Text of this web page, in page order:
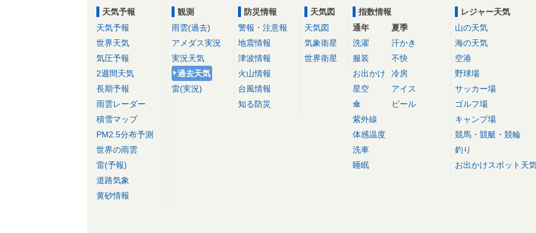
天気予報
天気予報
世界天気
気圧予報
2週間天気
長期予報
雨雲レーダー
積雪マップ
PM2.5分布予測
世界の雨雲
雷(予報)
道路気象
黄砂情報
観測
雨雲(過去)
アメダス実況
実況天気
過去天気
雷(実況)
防災情報
警報・注意報
地震情報
津波情報
火山情報
台風情報
知る防災
天気図
天気図
気象衛星
世界衛星
指数情報
通年
洗濯
服装
お出かけ
星空
傘
紫外線
体感温度
洗車
睡眠
夏季
汗かき
不快
冷房
アイス
ビール
レジャー天気
山の天気
海の天気
空港
野球場
サッカー場
ゴルフ場
キャンプ場
競馬・競艇・競輪
釣り
お出かけスポット天